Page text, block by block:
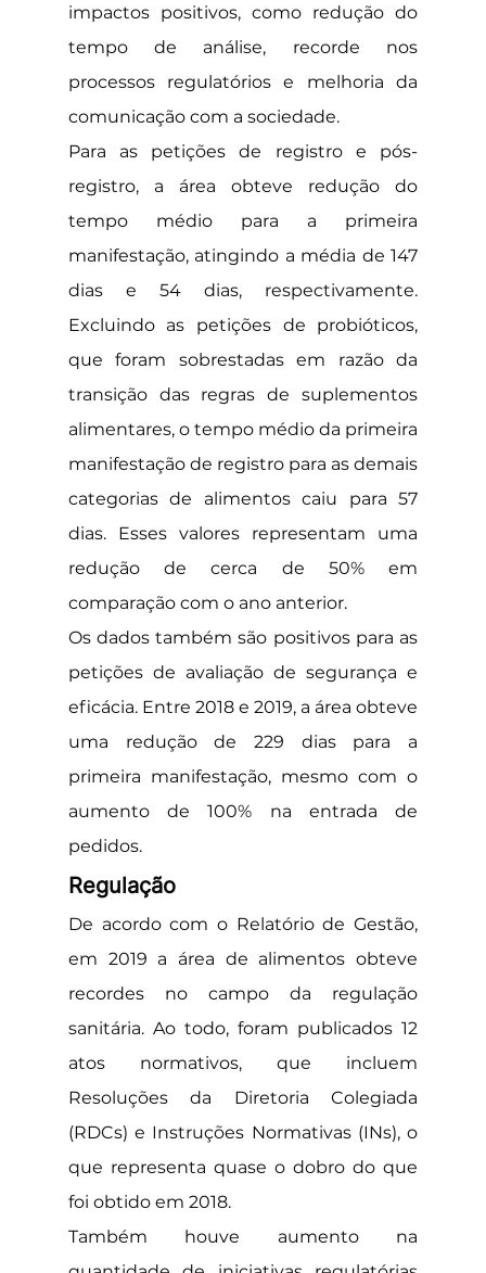
impactos positivos, como redução do
tempo de análise, recorde nos
processos regulatórios e melhoria da
comunicação com a sociedade.
Para as petições de registro e pós-
registro, a área obteve redução do
tempo médio para a primeira
manifestação, atingindo a média de 147
dias e 54 dias, respectivamente.
Excluindo as petições de probióticos,
que foram sobrestadas em razão da
transição das regras de suplementos
alimentares, o tempo médio da primeira
manifestação de registro para as demais
categorias de alimentos caiu para 57
dias. Esses valores representam uma
redução de cerca de 50% em
comparação com o ano anterior.
Os dados também são positivos para as
petições de avaliação de segurança e
eficácia. Entre 2018 e 2019, a área obteve
uma redução de 229 dias para a
primeira manifestação, mesmo com o
aumento de 100% na entrada de
pedidos.
Regulação
De acordo com o Relatório de Gestão,
em 2019 a área de alimentos obteve
recordes no campo da regulação
sanitária. Ao todo, foram publicados 12
atos normativos, que incluem
Resoluções da Diretoria Colegiada
(RDCs) e Instruções Normativas (INs), o
que representa quase o dobro do que
foi obtido em 2018.
Também houve aumento na